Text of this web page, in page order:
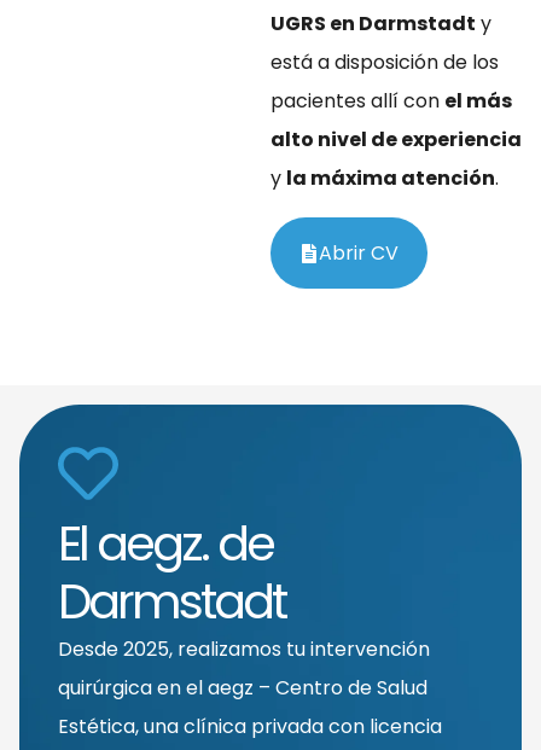
UGRS en Darmstadt y
está a disposición de los
pacientes allí con el más
alto nivel de experiencia
y la máxima atención.
Abrir CV
El aegz. de
Darmstadt
Desde 2025, realizamos tu intervención
quirúrgica en el aegz – Centro de Salud
Estética, una clínica privada con licencia